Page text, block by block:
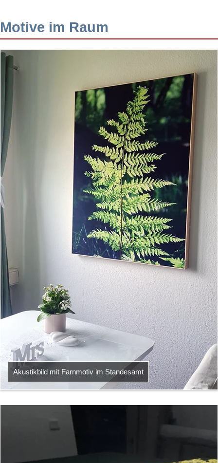
Motive im Raum
Akustikbild mit Farnmotiv im Standesamt